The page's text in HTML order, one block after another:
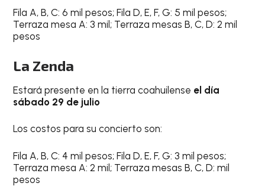
Fila A, B, C: 6 mil pesos; Fila D, E, F, G: 5 mil pesos;
Terraza mesa A: 3 mil; Terraza mesas B, C, D: 2 mil
pesos
La Zenda
Estará presente en la tierra coahuilense el día
sábado 29 de julio
Los costos para su concierto son:
Fila A, B, C: 4 mil pesos; Fila D, E, F, G: 3 mil pesos;
Terraza mesa A: 2 mil; Terraza mesas B, C, D: mil
pesos